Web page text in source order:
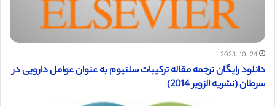
2023-10-24
دانلود رایگان ترجمه مقاله ترکیبات سلنیوم به عنوان عوامل دارویی در
سرطان (نشریه الزویر 2014)